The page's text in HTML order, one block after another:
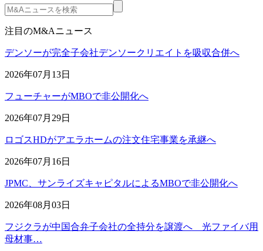
注目のM&Aニュース
デンソーが完全子会社デンソークリエイトを吸収合併へ
2026年07月13日
フューチャーがMBOで非公開化へ
2026年07月29日
ロゴスHDがアエラホームの注文住宅事業を承継へ
2026年07月16日
JPMC、サンライズキャピタルによるMBOで非公開化へ
2026年08月03日
フジクラが中国合弁子会社の全持分を譲渡へ 光ファイバ用
母材事…